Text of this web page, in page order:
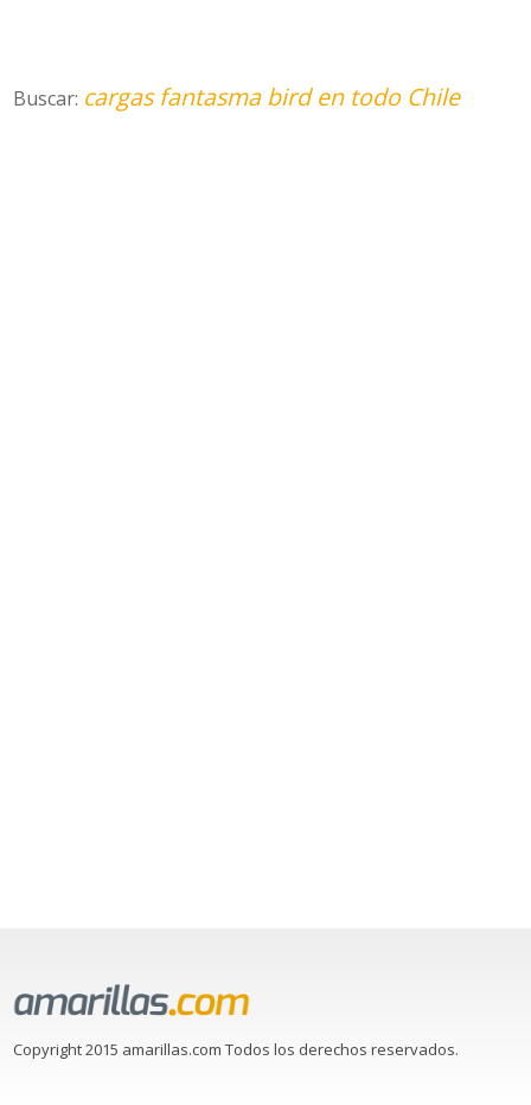
Buscar: cargas fantasma bird en todo Chile
Copyright 2015 amarillas.com Todos los derechos reservados.